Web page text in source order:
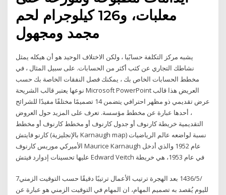
معلبات، و126 كيلوجرام لحم
مجمد ومجهول
يشبه مركز التكلفة حسابًيا ، ولكن الاختلاف الوحيد هو أن هيكله يمثل
نشاطك التجاري عن كثب أكثر من الحسابات. على سبيل المثال ، في
مخطط الحسابات الخاص بك ، يمكنك فصل النفقات الخاصة بك حسب
نوعها يعتبر قالب الشريحة Microsoft PowerPoint العريض هذا قالب
عرض تقديمي ذو مظهر احترافي يتضمن 14 تصميمًا مختلفًا مفيدًا للشرائح
، أحدها عبارة عن مخطط مؤسسة. تعرف على المزيد حول العروض
التقديمية خريطة كارنوف أو جدول كارنوف أو مخطط كارنوف أو مخطط
كارنو فايتش (بالإنجليزية Karnaugh map) نسبة لواضعه عالم الرياضيات
الأميركي موريس كارنوف Maurice Karnaugh عام 1952 والذي أدخل
عليها تحسينات إدوارد فيتش Edward Veitch في عام 1953، هي خريطة
7‏‏/5‏‏/1436 بعد الهجرة ترتيب الأعمال ترتيبًا دقيقًا حسب التوقيت الزمني
لليوم يُقصد به تصميم المهام، ان المهام في التوقيت الزمني هو عبارة عن